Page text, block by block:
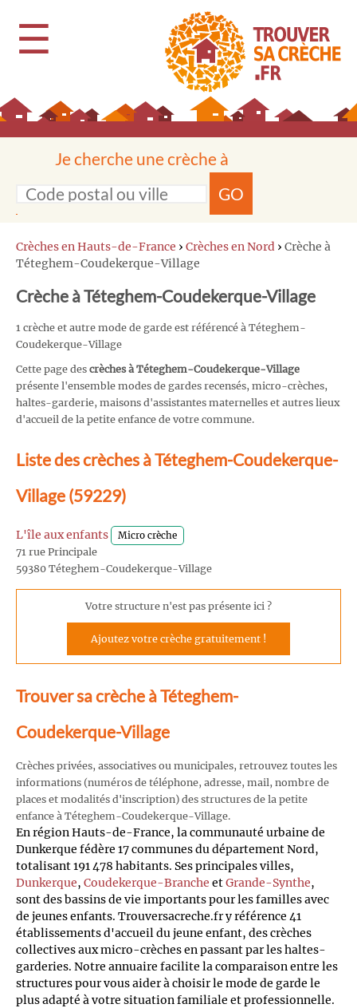
☰
Je cherche une crèche à
GO
Crèches en Hauts-de-France › Crèches en Nord › Crèche à
Téteghem-Coudekerque-Village
Crèche à Téteghem-Coudekerque-Village
1 crèche et autre mode de garde est référencé à Téteghem-
Coudekerque-Village
Cette page des crèches à Téteghem-Coudekerque-Village
présente l'ensemble modes de gardes recensés, micro-crèches,
haltes-garderie, maisons d'assistantes maternelles et autres lieux
d'accueil de la petite enfance de votre commune.
Liste des crèches à Téteghem-Coudekerque-
Village (59229)
L'île aux enfants Micro crèche
71 rue Principale
59380 Téteghem-Coudekerque-Village
Votre structure n'est pas présente ici ?
Ajoutez votre crèche gratuitement !
Trouver sa crèche à Téteghem-
Coudekerque-Village
Crèches privées, associatives ou municipales, retrouvez toutes les
informations (numéros de téléphone, adresse, mail, nombre de
places et modalités d'inscription) des structures de la petite
enfance à Téteghem-Coudekerque-Village.
En région Hauts-de-France, la communauté urbaine de
Dunkerque fédère 17 communes du département Nord,
totalisant 191 478 habitants. Ses principales villes,
Dunkerque, Coudekerque-Branche etGrande-Synthe,
sont des bassins de vie importants pour les familles avec
de jeunes enfants. Trouversacreche.fr y référence 41
établissements d'accueil du jeune enfant, des crèches
collectives aux micro-crèches en passant par les haltes-
garderies. Notre annuaire facilite la comparaison entre les
structures pour vous aider à choisir le mode de garde le
plus adapté à votre situation familiale et professionnelle.